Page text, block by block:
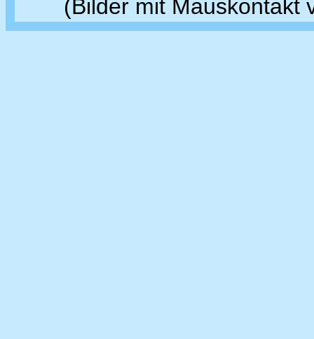
(Bilder mit Mauskontakt